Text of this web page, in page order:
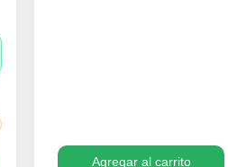
Agregar al carrito